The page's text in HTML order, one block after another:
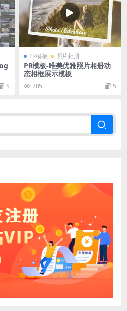
5
PR模板 照片相册
PR模板-唯美优雅照片相册动
态相框展示模板
785 5